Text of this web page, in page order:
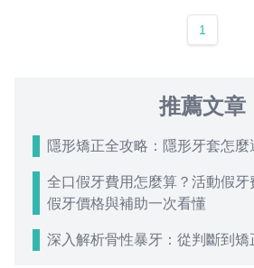
1
推薦文章
隱形矯正全攻略：隱形牙套怎
全口假牙費用怎麼算？活動假牙
假牙價格與補助一次看懂
深入解析骨性暴牙：從判斷到矯